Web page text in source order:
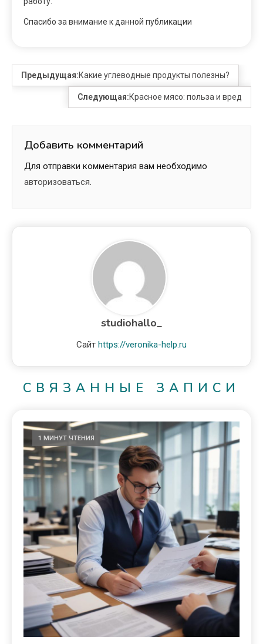
Спасибо за внимание к данной публикации
Предыдущая:Какие углеводные продукты полезны?
Следующая:Красное мясо: польза и вред
Добавить комментарий
Для отправки комментария вам необходимо
авторизоваться.
studiohallo_
Сайт https://veronika-help.ru
СВЯЗАННЫЕ ЗАПИСИ
1 МИНУТ ЧТЕНИЯ